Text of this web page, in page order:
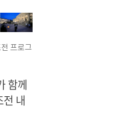
프로그
함께
전 내